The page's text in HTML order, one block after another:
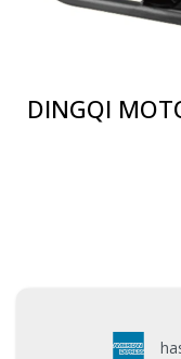
DINGQI
Herramientas